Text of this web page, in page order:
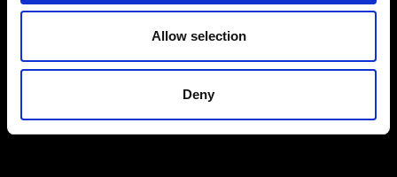
Allow selection
Deny
Entra nella Community